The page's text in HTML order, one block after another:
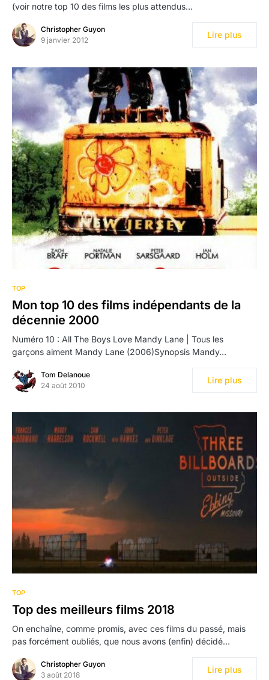
(voir notre top 10 des films les plus attendus…
Christopher Guyon
9 janvier 2012
Lire plus
TOP
Mon top 10 des films indépendants de la
décennie 2000
Numéro 10 : All The Boys Love Mandy Lane | Tous les
garçons aiment Mandy Lane (2006)Synopsis Mandy…
Tom Delanoue
24 août 2010
Lire plus
TOP
Top des meilleurs films 2018
On enchaîne, comme promis, avec ces films du passé, mais
pas forcément oubliés, que nous avons (enfin) décidé…
Christopher Guyon
3 août 2018
Lire plus